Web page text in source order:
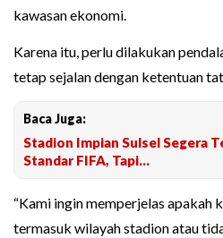
kawasan ekonomi.
Karena itu, perlu dilakukan
tetap sejalan dengan ketentuan
Baca Juga:
Stadion Impian Sulsel Segera
Standar FIFA, Tapi...
“Kami ingin memperjelas apakah
termasuk wilayah stadion atau